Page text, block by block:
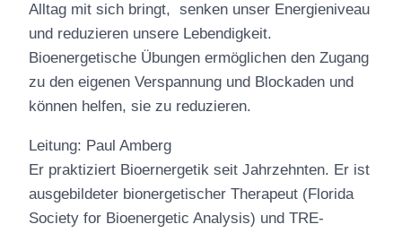
Alltag mit sich bringt, senken unser Energieniveau
und reduzieren unsere Lebendigkeit.
Bioenergetische Übungen ermöglichen den Zugang
zu den eigenen Verspannung und Blockaden und
können helfen, sie zu reduzieren.
Leitung: Paul Amberg
Er praktiziert Bioernergetik seit Jahrzehnten. Er ist
ausgebildeter bionergetischer Therapeut (Florida
Society for Bioenergetic Analysis) und TRE-